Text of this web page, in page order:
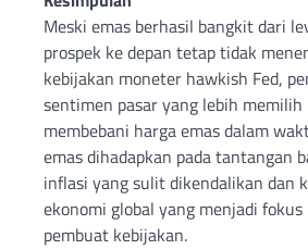
Meski emas berhasil bangkit dari
prospek ke depan tetap tidak
kebijakan moneter hawkish Fed,
sentimen pasar yang lebih
membebani harga emas dalam
emas dihadapkan pada tantangan
inflasi yang sulit dikendalikan dan
ekonomi global yang menjadi
pembuat kebijakan.